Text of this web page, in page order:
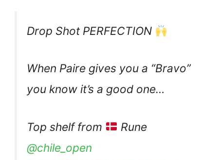
Drop Shot PERFECTION
When Paire gives you a “Bravo”
you know it’s a good one…
Top shelf from
Rune
@chile_open